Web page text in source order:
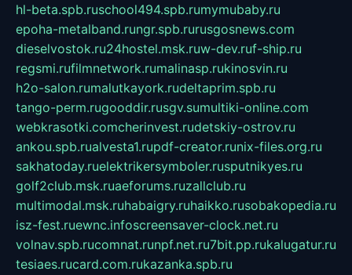
hl-beta.spb.ruschool494.spb.rumymubaby.ru
epoha-metalband.rungr.spb.rurusgosnews.com
dieselvostok.ru24hostel.msk.ruw-dev.ruf-ship.ru
regsmi.rufilmnetwork.rumalinasp.rukinosvin.ru
h2o-salon.rumalutkayork.rudeltaprim.spb.ru
tango-perm.rugooddir.rusgv.sumultiki-online.com
webkrasotki.comcherinvest.rudetskiy-ostrov.ru
ankou.spb.rualvesta1.rupdf-creator.runix-files.org.ru
sakhatoday.ruelektrikersymboler.rusputnikyes.ru
golf2club.msk.ruaeforums.ruzallclub.ru
multimodal.msk.ruhabaigry.ruhaikko.rusobakopedia.ru
isz-fest.ruewnc.infoscreensaver-clock.net.ru
volnav.spb.rucomnat.runpf.net.ru7bit.pp.rukalugatur.ru
tesiaes.rucard.com.rukazanka.spb.ru